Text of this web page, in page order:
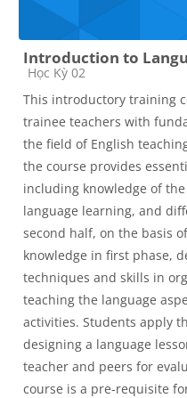
Introduction to
Course category
Học Kỳ 02
This introductory training
trainee teachers with
the field of English
the course provides
including knowledge of
language learning, and
second half, on the basis
knowledge in first phase,
techniques and skills in
teaching the language
activities. Students apply
designing a language
teacher and peers for
course is a pre-requisite